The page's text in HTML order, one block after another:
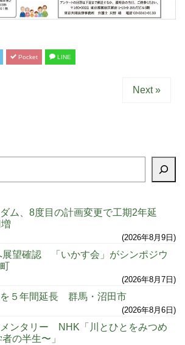
Pocket LINE
Next »
ム、8度目の計画変更で工期2年延
2026年8月9日
展望確認 「いかす会」がシンポジウ
2026年8月7日
５年間延長 群馬・沼田市
2026年8月6日
ンタリー NHK「川とひとをみつめ
の半生〜」